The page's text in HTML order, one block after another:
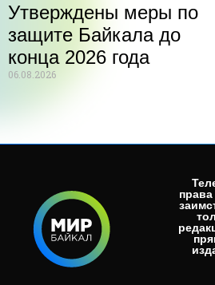
Утверждены меры по
защите Байкала до
конца 2026 года
06.08.2026